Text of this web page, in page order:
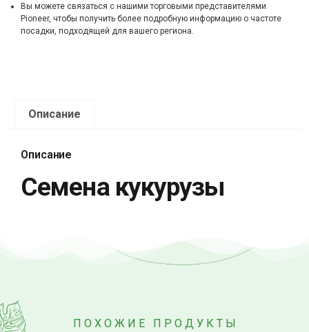
Вы можете связаться с нашими торговыми представителями
Pioneer, чтобы получить более подробную информацию о частоте
посадки, подходящей для вашего региона.
Описание
Описание
Семена кукурузы
ПОХОЖИЕ ПРОДУКТЫ